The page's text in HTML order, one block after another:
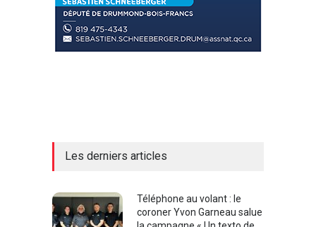
Les derniers articles
Téléphone au volant : le
coroner Yvon Garneau salue